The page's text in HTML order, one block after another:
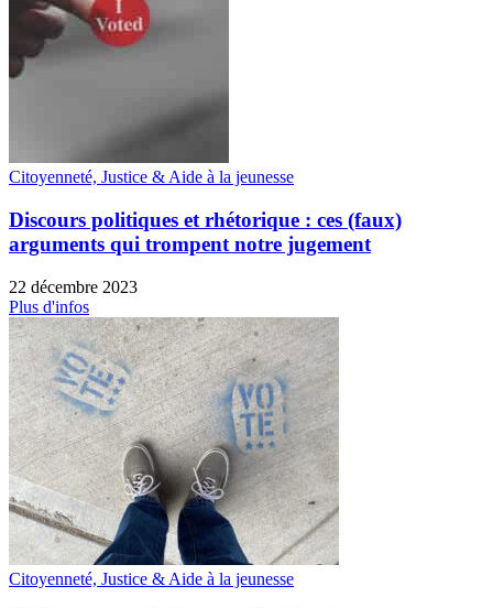
Citoyenneté, Justice & Aide à la jeunesse
Discours politiques et rhétorique : ces (faux)
arguments qui trompent notre jugement
22 décembre 2023
Plus d'infos
Citoyenneté, Justice & Aide à la jeunesse